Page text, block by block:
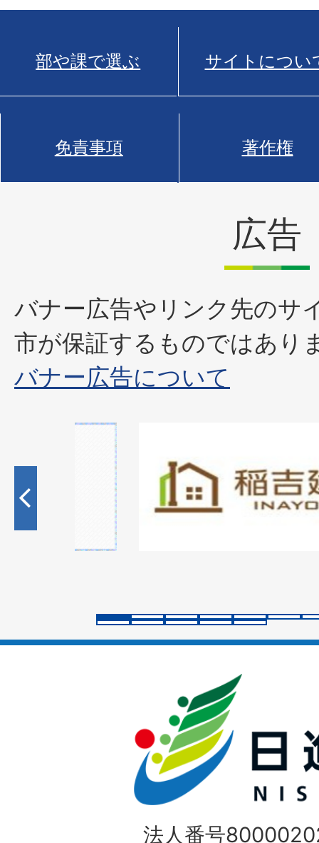
部や課で選ぶ サイトについ
免責事項 著作権
広告
バナー広告やリンク先のサ
市が保証するものではあり
バナー広告について
枚
目
ラ
イ
法人番号